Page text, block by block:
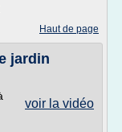
Haut de page
jardin
voir la vidéo